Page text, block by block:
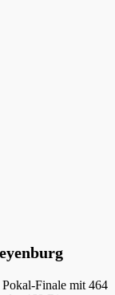
Finale mit 464